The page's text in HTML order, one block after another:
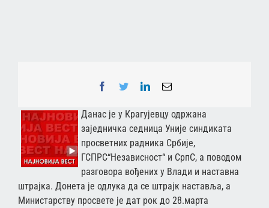
Facebook
TwitterLinkedInEmail
Данас је у Крагујевцу одржана
заједничка седница Уније синдиката
просветних радника Србије,
ГСПРС“Независност“ и СрпС, а поводом
разговора вођених у Влади и наставна
штрајка. Донета је одлука да се штрајк наставља, а
Министарству просвете је дат рок до 28.марта